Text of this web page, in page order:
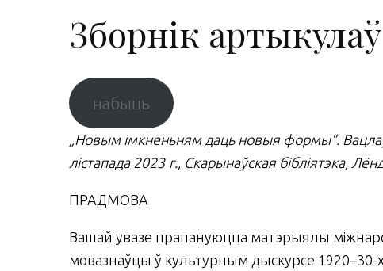
Зборнік
набыць
„Новым імкненьням даць новыя формы“.
лістапада 2023 г., Скарынаўская бібліятэка,
ПРАДМОВА
Вашай увазе прапануюцца матэрыялы
мовазнаўцы ў культурным дыскурсе 1920–30-х